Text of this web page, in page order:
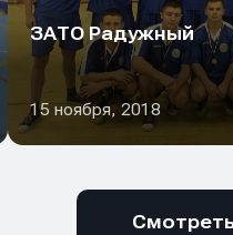
ЗАТО Радужный
15 ноября, 2018